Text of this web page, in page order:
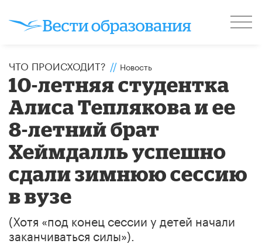
ЧТО ПРОИСХОДИТ? // Новость
10-летняя студентка
Алиса Теплякова и ее
8-летний брат
Хеймдалль успешно
сдали зимнюю сессию
в вузе
(Хотя «под конец сессии у детей начали
заканчиваться силы»).